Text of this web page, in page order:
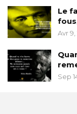
Le
Avr
Sep